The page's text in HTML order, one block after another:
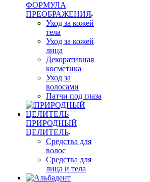
ФОРМУЛА
ПРЕОБРАЖЕНИЯ
Уход за кожей
тела
Уход за кожей
лица
Декоративная
косметика
Уход за
волосами
Патчи под глаза
ПРИРОДНЫЙ
ЦЕЛИТЕЛЬ
Средства для
волос
Средства для
лица и тела